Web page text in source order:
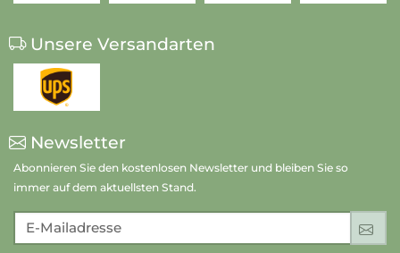
Unsere Versandarten
Newsletter
Abonnieren Sie den kostenlosen Newsletter und bleiben Sie so
immer auf dem aktuellsten Stand.
E-Mailadresse